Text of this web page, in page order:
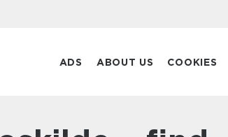
ADS ABOUT US COOKIES